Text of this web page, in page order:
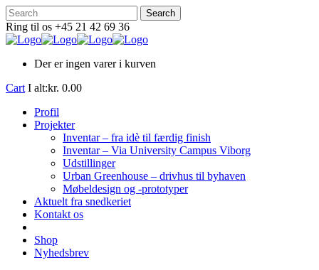
Ring til os +45 21 42 69 36
Der er ingen varer i kurven
Cart I alt:kr. 0.00
Profil
Projekter
Inventar – fra idè til færdig finish
Inventar – Via University Campus Viborg
Udstillinger
Urban Greenhouse – drivhus til byhaven
Møbeldesign og -prototyper
Aktuelt fra snedkeriet
Kontakt os
Shop
Nyhedsbrev